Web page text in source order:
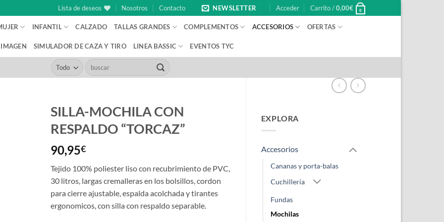
Lista de deseos Nosotros Contacto NEWSLETTER Acceder Carrito /0,00€ 0
INFANTIL CALZADO TALLAS GRANDES COMPLEMENTOS ACCESORIOS OFERTAS
IMAGEN SIMULADOR DE CAZA Y TIRO LINEA BASSIC EVENTOS TYC
Buscar
por:
EXPLORA
Accesorios
Cananas y porta-balas
Cuchillería
Fundas
Mochilas
SILLA-MOCHILA CON
RESPALDO “TORCAZ”
90,95€
Tejido 100% poliester liso con recubrimiento de PVC,
30 litros, largas cremalleras en los bolsillos, cordon
para cierre ajustable, espalda acolchada y tirantes
ergonomicos, con silla con respaldo separable.